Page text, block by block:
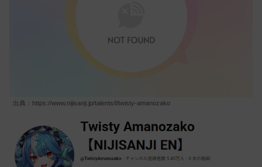
出典：https://www.nijisanji.jp/talents/l/twisty-amanozako